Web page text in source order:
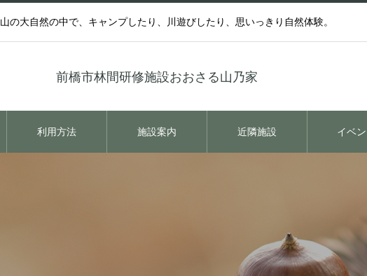
の大自然の中で、キャンプしたり、川遊びしたり、思いっきり自然体験。
前橋市林間研修施設おおさる山乃家
利用方法 施設案内 近隣施設 イベン